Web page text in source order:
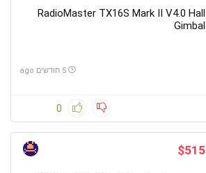
RadioMaster TX16S Mark II V4.0 Hall
Gimbal
5 חודשים ago
0
$515